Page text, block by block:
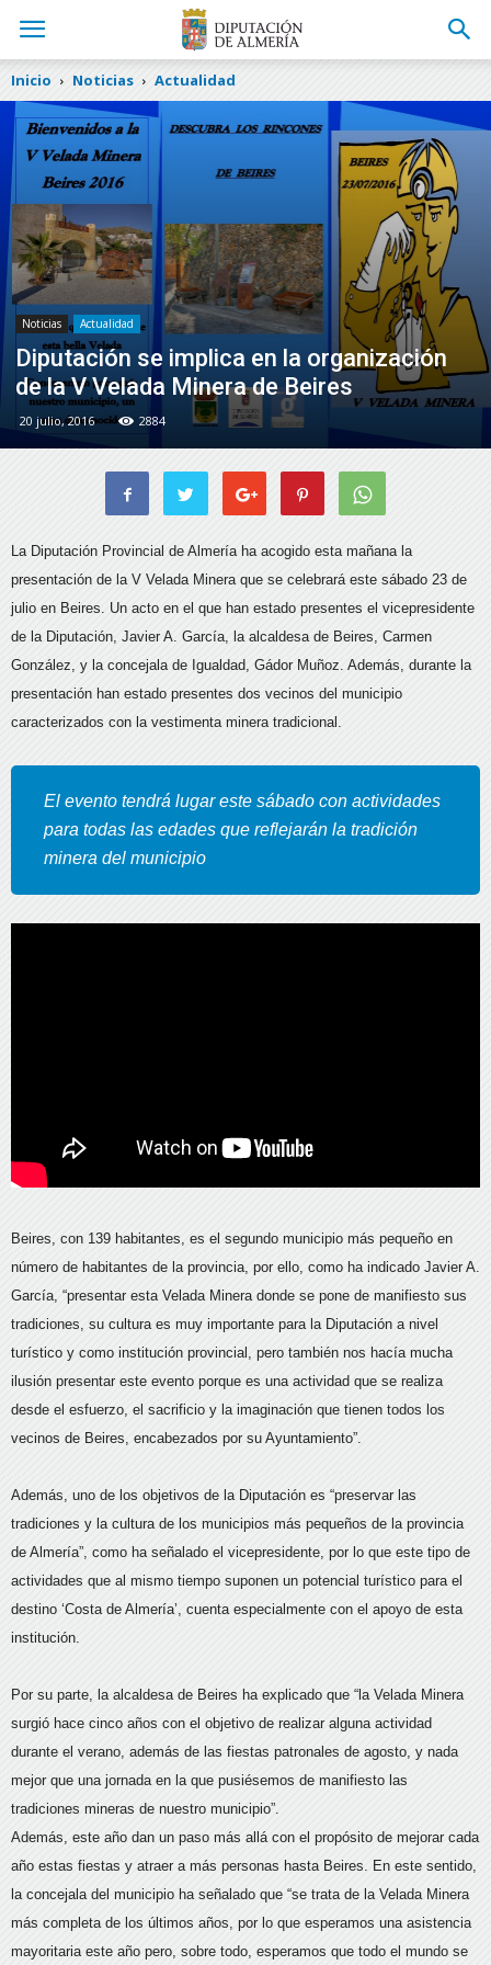
Inicio Noticias Actualidad
Noticias Actualidad
Diputación se implica en la organización
de la V Velada Minera de Beires
20 julio, 2016 2884
La Diputación Provincial de Almería ha acogido esta mañana la
presentación de la V Velada Minera que se celebrará este sábado 23 de
julio en Beires. Un acto en el que han estado presentes el vicepresidente
de la Diputación, Javier A. García, la alcaldesa de Beires, Carmen
González, y la concejala de Igualdad, Gádor Muñoz. Además, durante la
presentación han estado presentes dos vecinos del municipio
caracterizados con la vestimenta minera tradicional.
El evento tendrá lugar este sábado con actividades
para todas las edades que reflejarán la tradición
minera del municipio
Beires, con 139 habitantes, es el segundo municipio más pequeño en
número de habitantes de la provincia, por ello, como ha indicado Javier A.
García, “presentar esta Velada Minera donde se pone de manifiesto sus
tradiciones, su cultura es muy importante para la Diputación a nivel
turístico y como institución provincial, pero también nos hacía mucha
ilusión presentar este evento porque es una actividad que se realiza
desde el esfuerzo, el sacrificio y la imaginación que tienen todos los
vecinos de Beires, encabezados por su Ayuntamiento”.
Además, uno de los objetivos de la Diputación es “preservar las
tradiciones y la cultura de los municipios más pequeños de la provincia
de Almería”, como ha señalado el vicepresidente, por lo que este tipo de
actividades que al mismo tiempo suponen un potencial turístico para el
destino ‘Costa de Almería’, cuenta especialmente con el apoyo de esta
institución.
Por su parte, la alcaldesa de Beires ha explicado que “la Velada Minera
surgió hace cinco años con el objetivo de realizar alguna actividad
durante el verano, además de las fiestas patronales de agosto, y nada
mejor que una jornada en la que pusiésemos de manifiesto las
tradiciones mineras de nuestro municipio”.
Además, este año dan un paso más allá con el propósito de mejorar cada
año estas fiestas y atraer a más personas hasta Beires. En este sentido,
la concejala del municipio ha señalado que “se trata de la Velada Minera
más completa de los últimos años, por lo que esperamos una asistencia
mayoritaria este año pero, sobre todo, esperamos que todo el mundo se